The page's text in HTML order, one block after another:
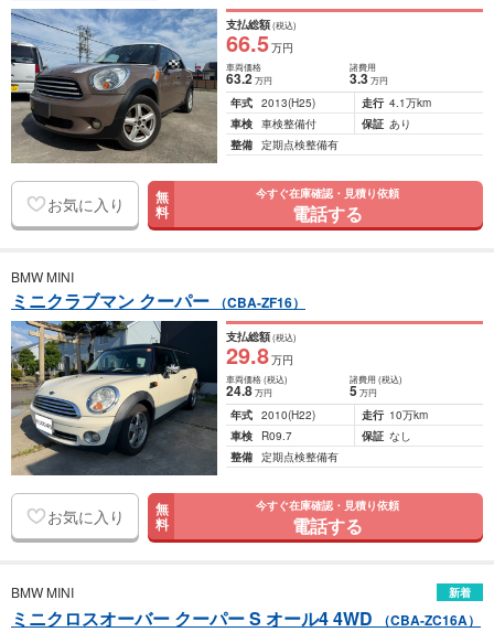
支払総額(税込)
66.5万円
車両価格
63.2万円
諸費用
3.3 万円
年式 2013(H25) 走行 4.1万km
車検 車検整備付 保証 あり
整備 定期点検整備有
お気に入り 無
料
今すぐ在庫確認・見積り依頼
電話する
BMW MINI
ミニクラブマン クーパー （CBA-ZF16）
支払総額(税込)
29.8万円
車両価格(税込)
24.8万円
諸費用 (税込)
5 万円
年式 2010(H22) 走行 10万km
車検
R09.7 保証 なし
整備 定期点検整備有
お気に入り 無
料
今すぐ在庫確認・見積り依頼
電話する
BMW MINI 新着
ミニクロスオーバー クーパー S オール4 4WD （CBA-ZC16A）